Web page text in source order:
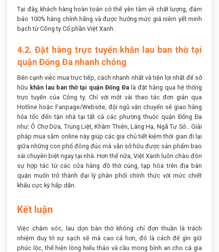
Tại đây, khách hàng hoàn toàn có thể yên tâm về chất lượng, đảm
bảo 100% hàng chính hãng và được hưởng mức giá niêm yết minh
bạch từ Công ty Cổ phần Việt Xanh.
4.2. Đặt hàng trực tuyến khăn lau ban thờ tại
quận Đống Đa nhanh chóng
Bên cạnh việc mua trực tiếp, cách nhanh nhất và tiện lợi nhất để sở
hữu khăn lau ban thờ tại quận Đống Đa là đặt hàng qua hệ thống
trực tuyến của Công ty. Chỉ với một vài thao tác đơn giản qua
Hotline hoặc Fanpage/Website, đội ngũ vận chuyển sẽ giao hàng
hỏa tốc đến tận nhà tại tất cả các phường thuộc quận Đống Đa
như: Ô Chợ Dừa, Trung Liệt, Khâm Thiên, Láng Hạ, Ngã Tư Sở… Giải
pháp mua sắm online này giúp các gia chủ tiết kiệm thời gian đi lại
giữa những con phố đông đúc mà vẫn sở hữu được sản phẩm bao
sái chuyên biệt ngay tại nhà. Hơn thế nữa, Việt Xanh luôn chào đón
sự hợp tác từ các cửa hàng đồ thờ cúng, tạp hóa trên địa bàn
quận muốn trở thành đại lý phân phối chính thức với mức chiết
khấu cực kỳ hấp dẫn.
Kết luận
Việc chăm sóc, lau dọn bàn thờ không chỉ đơn thuần là trách
nhiệm duy trì sự sạch sẽ mà cao cả hơn, đó là cách để gìn giữ
phúc lộc, thể hiện lòng hiếu thảo và cầu mong bình an cho cả gia